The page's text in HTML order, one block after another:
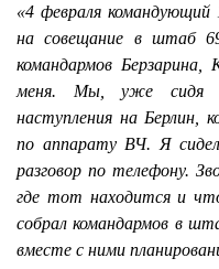
«4 февраля
на совещание в штаб
командармов Берзарина,
меня. Мы, уже сидя
наступления на Берлин,
по аппарату ВЧ. Я
разговор по телефону.
где тот находится и
собрал командармов в
вместе с ними